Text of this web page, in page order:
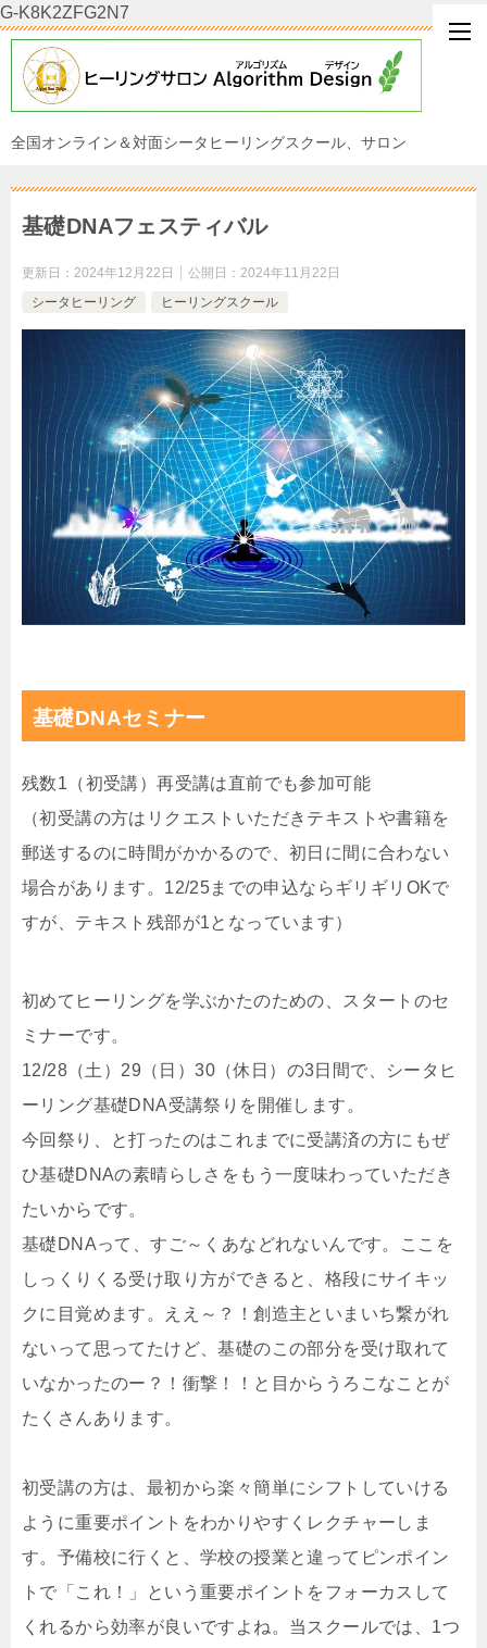
G-K8K2ZFG2N7
全国オンライン＆対面シータヒーリングスクール、サロン
基礎DNAフェスティバル
更新日： 2024年12月22日 公開日： 2024年11月22日
シータヒーリング
ヒーリングスクール
基礎DNAセミナー
残数1（初受講）再受講は直前でも参加可能
（初受講の方はリクエストいただきテキストや書籍を
郵送するのに時間がかかるので、初日に間に合わない
場合があります。12/25までの申込ならギリギリOKで
すが、テキスト残部が1となっています）
初めてヒーリングを学ぶかたのための、スタートのセ
ミナーです。
12/28（土）29（日）30（休日）の3日間で、シータヒ
ーリング基礎DNA受講祭りを開催します。
今回祭り、と打ったのはこれまでに受講済の方にもぜ
ひ基礎DNAの素晴らしさをもう一度味わっていただき
たいからです。
基礎DNAって、すご～くあなどれないんです。ここを
しっくりくる受け取り方ができると、格段にサイキッ
クに目覚めます。ええ～？！創造主といまいち繋がれ
ないって思ってたけど、基礎のこの部分を受け取れて
いなかったのー？！衝撃！！と目からうろこなことが
たくさんあります。
初受講の方は、最初から楽々簡単にシフトしていける
ように重要ポイントをわかりやすくレクチャーしま
す。予備校に行くと、学校の授業と違ってピンポイン
トで「これ！」という重要ポイントをフォーカスして
くれるから効率が良いですよね。当スクールでは、1つ